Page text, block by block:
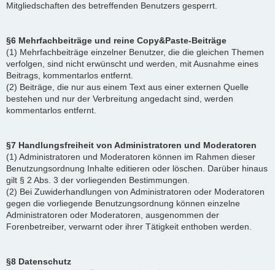
Mitgliedschaften des betreffenden Benutzers gesperrt.
§6 Mehrfachbeiträge und reine Copy&Paste-Beiträge
(1) Mehrfachbeiträge einzelner Benutzer, die die gleichen Themen
verfolgen, sind nicht erwünscht und werden, mit Ausnahme eines
Beitrags, kommentarlos entfernt.
(2) Beiträge, die nur aus einem Text aus einer externen Quelle
bestehen und nur der Verbreitung angedacht sind, werden
kommentarlos entfernt.
§7 Handlungsfreiheit von Administratoren und Moderatoren
(1) Administratoren und Moderatoren können im Rahmen dieser
Benutzungsordnung Inhalte editieren oder löschen. Darüber hinaus
gilt § 2 Abs. 3 der vorliegenden Bestimmungen.
(2) Bei Zuwiderhandlungen von Administratoren oder Moderatoren
gegen die vorliegende Benutzungsordnung können einzelne
Administratoren oder Moderatoren, ausgenommen der
Forenbetreiber, verwarnt oder ihrer Tätigkeit enthoben werden.
§8 Datenschutz